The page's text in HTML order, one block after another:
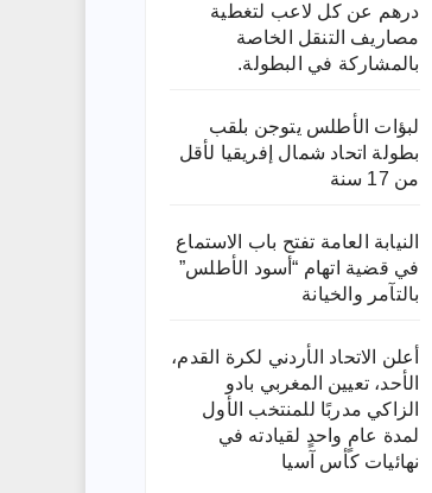
درهم عن كل لاعب لتغطية
مصاريف التنقل الخاصة
بالمشاركة في البطولة.
لبؤات الأطلس يتوجن بلقب
بطولة اتحاد شمال إفريقيا لأقل
من 17 سنة
النيابة العامة تفتح باب الاستماع
في قضية اتهام “أسود الأطلس”
بالتآمر والخيانة
أعلن الاتحاد الأردني لكرة القدم،
الأحد، تعيين المغربي بادو
الزاكي مدربًا للمنتخب الأول
لمدة عامٍ واحدٍ لقيادته ​في
نهائيات كأس آسيا